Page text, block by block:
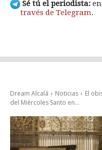
Sé tú el periodista:
través de Telegram.